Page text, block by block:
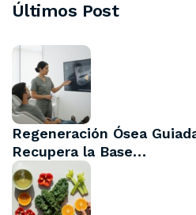
Últimos Post
Regeneración Ósea
Recupera la Base…